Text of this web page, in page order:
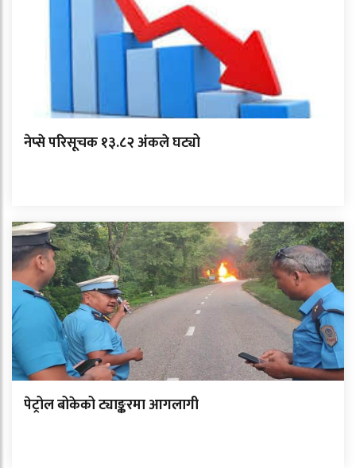
नेप्से परिसूचक १३.८२ अंकले घट्यो
पेट्रोल बोकेको ट्याङ्करमा आगलागी